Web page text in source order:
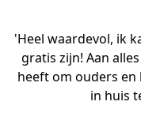
'Heel waardevol, ik
gratis zijn! Aan
heeft om ouders
in huis